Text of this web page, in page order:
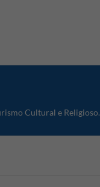
Cultural e Religioso.